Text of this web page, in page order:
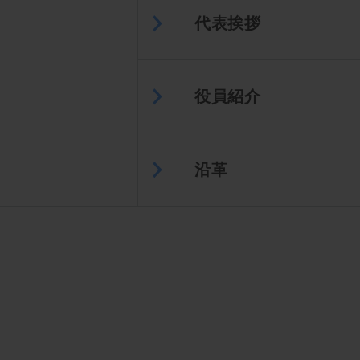
代表挨拶
役員紹介
沿革